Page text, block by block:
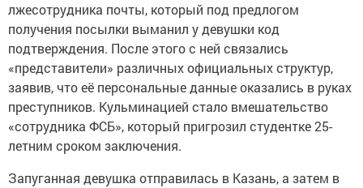
лжесотрудника почты, который под предлогом
получения посылки выманил у девушки код
подтверждения. После этого с ней связались
«представители» различных официальных структур,
заявив, что её персональные данные оказались в руках
преступников. Кульминацией стало вмешательство
«сотрудника ФСБ», который пригрозил студентке 25-
летним сроком заключения.
Запуганная девушка отправилась в Казань, а затем в